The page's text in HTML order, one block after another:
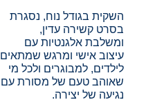
השקית בגודל נוח, נסגרת
בסרט קשירה עדין,
ומשלבת אלגנטיות עם
עיצוב אישי ומרגש שמתאים
לילדים, למבוגרים ולכל מי
שאוהב טעם של מסורת עם
נגיעה של יצירה.